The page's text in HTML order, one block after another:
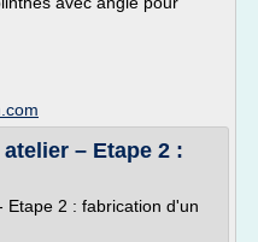
– Etape 2 :
Etape 2 : fabrication d'un